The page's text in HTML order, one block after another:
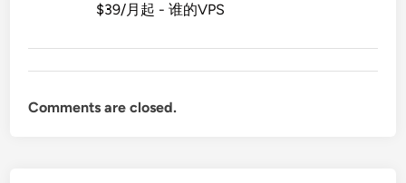
$39/月起 - 谁的VPS
Comments are closed.